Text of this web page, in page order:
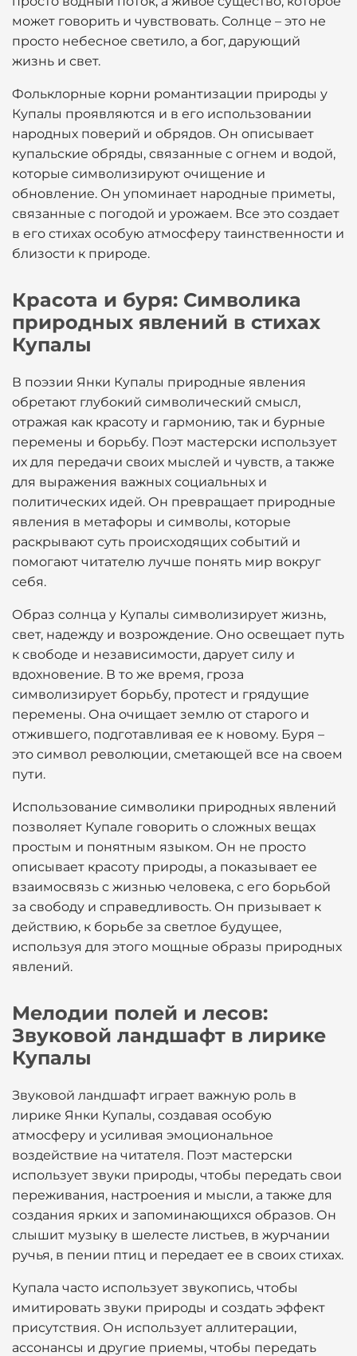
может говорить и чувствовать. Солнце – это не
просто небесное светило, а бог, дарующий
жизнь и свет.
Фольклорные корни романтизации природы у
Купалы проявляются и в его использовании
народных поверий и обрядов. Он описывает
купальские обряды, связанные с огнем и водой,
которые символизируют очищение и
обновление. Он упоминает народные приметы,
связанные с погодой и урожаем. Все это создает
в его стихах особую атмосферу таинственности и
близости к природе.
Красота и буря: Символика
природных явлений в стихах
Купалы
В поэзии Янки Купалы природные явления
обретают глубокий символический смысл,
отражая как красоту и гармонию, так и бурные
перемены и борьбу. Поэт мастерски использует
их для передачи своих мыслей и чувств, а также
для выражения важных социальных и
политических идей. Он превращает природные
явления в метафоры и символы, которые
раскрывают суть происходящих событий и
помогают читателю лучше понять мир вокруг
себя.
Образ солнца у Купалы символизирует жизнь,
свет, надежду и возрождение. Оно освещает путь
к свободе и независимости, дарует силу и
вдохновение. В то же время, гроза
символизирует борьбу, протест и грядущие
перемены. Она очищает землю от старого и
отжившего, подготавливая ее к новому. Буря –
это символ революции, сметающей все на своем
пути.
Использование символики природных явлений
позволяет Купале говорить о сложных вещах
простым и понятным языком. Он не просто
описывает красоту природы, а показывает ее
взаимосвязь с жизнью человека, с его борьбой
за свободу и справедливость. Он призывает к
действию, к борьбе за светлое будущее,
используя для этого мощные образы природных
явлений.
Мелодии полей и лесов:
Звуковой ландшафт в лирике
Купалы
Звуковой ландшафт играет важную роль в
лирике Янки Купалы, создавая особую
атмосферу и усиливая эмоциональное
воздействие на читателя. Поэт мастерски
использует звуки природы, чтобы передать свои
переживания, настроения и мысли, а также для
создания ярких и запоминающихся образов. Он
слышит музыку в шелесте листьев, в журчании
ручья, в пении птиц и передает ее в своих стихах.
Купала часто использует звукопись, чтобы
имитировать звуки природы и создать эффект
присутствия. Он использует аллитерации,
ассонансы и другие приемы, чтобы передать